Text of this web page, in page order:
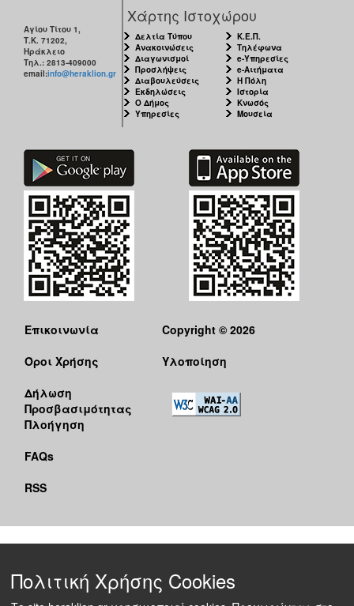
Αγίου Τίτου 1,
Τ.Κ. 71202,
Ηράκλειο
Τηλ.: 2813-409000
email:info@heraklion.gr
Χάρτης Ιστοχώρου
Δελτία Τύπου
Ανακοινώσεις
Διαγωνισμοί
Προσλήψεις
Διαβουλεύσεις
Εκδηλώσεις
Ο Δήμος
Υπηρεσίες
Κ.Ε.Π.
Τηλέφωνα
e-Υπηρεσίες
e-Αιτήματα
Η Πόλη
Ιστορία
Κνωσός
Μουσεία
Επικοινωνία
Όροι Χρήσης
Δήλωση
Προσβασιμότητας
Πλοήγηση
FAQs
RSS
Copyright © 2026
Υλοποίηση
Πολιτική Χρήσης Cookies